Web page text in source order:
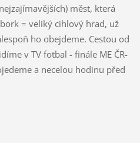
měst, která
= veliký cihlový hrad, už
ho obejdeme. Cestou od
v TV fotbal - finále ME ČR-
a necelou hodinu před